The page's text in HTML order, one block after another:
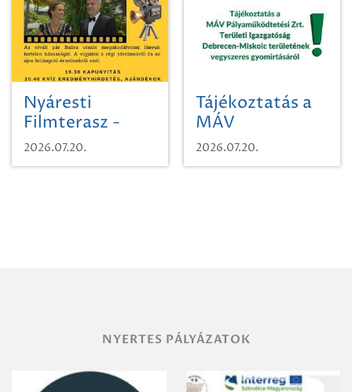
Nyáresti
Filmterasz -
Beugró a
Paradicsomba
2026.07.20.
Tájékoztatás a
MÁV
Pályaműködtetési
Zrt. Területi
2026.07.20.
NYERTES PÁLYÁZATOK